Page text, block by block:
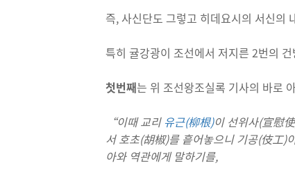
즉, 사신단도 그렇고 히데요시의 서신의
특히 귤강광이 조선에서 저지른 2번의
첫번째는 위 조선왕조실록 기사의 바로
“이때 교리 유근(柳根)이 선위사(宣慰
서 호초(胡椒)를 흩어놓으니 기공(伎工)
아와 역관에게 말하기를,